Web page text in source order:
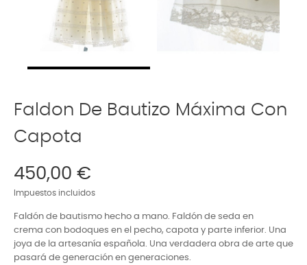
Faldon De Bautizo Máxima Con
Capota
450,00 €
Impuestos incluidos
Faldón de bautismo hecho a mano. Faldón de seda en
crema con bodoques en el pecho, capota y parte inferior. Una
joya de la artesanía española. Una verdadera obra de arte que
pasará de generación en generaciones.